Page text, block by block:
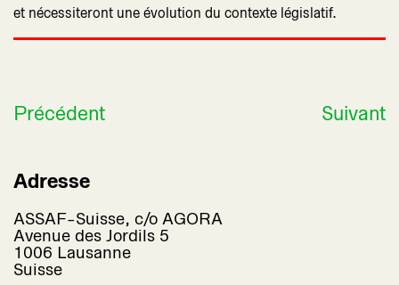
et nécessiteront une évolution du contexte législatif.
Suivant
Précédent
Adresse
ASSAF-Suisse, c/o AGORA
Avenue des Jordils 5
1006 Lausanne
Suisse